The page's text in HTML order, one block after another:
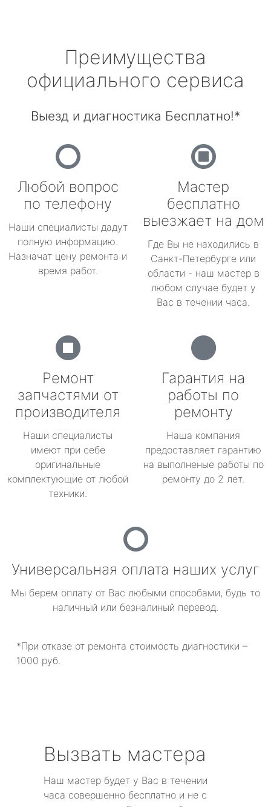
Преимущества
официального сервиса
Выезд и диагностика Бесплатно!*
Любой вопрос
по телефону
Наши специалисты дадут
полную информацию.
Назначат цену ремонта и
время работ.
Мастер
бесплатно
выезжает на дом
Где Вы не находились в
Санкт-Петербурге или
области - наш мастер в
любом случае будет у
Вас в течении часа.
Ремонт
запчастями от
производителя
Наши специалисты
имеют при себе
оригинальные
комплектующие от любой
техники.
Гарантия на
работы по
ремонту
Наша компания
предоставляет гарантию
на выполненые работы по
ремонту до 2 лет.
Универсальная оплата наших услуг
Мы берем оплату от Вас любыми способами, будь то
наличный или безналиный перевод.
*При отказе от ремонта стоимость диагностики –
1000 руб.
Вызвать мастера
Наш мастер будет у Вас в течении
часа совершенно бесплатно и не с